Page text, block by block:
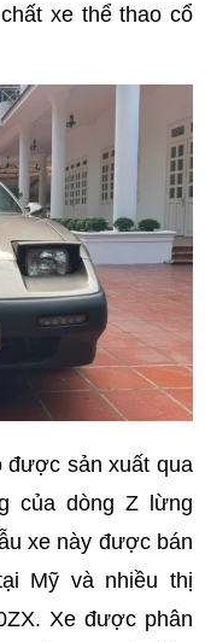
xe thể thao cổ
được sản xuất qua
của dòng Z lừng
xe này được bán
Mỹ và nhiều thị
Xe được phân